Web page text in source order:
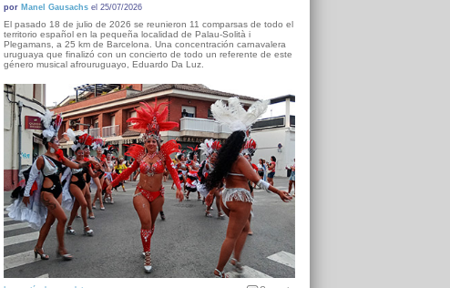
por Manel Gausachsel 25/07/2026
El pasado 18 de julio de 2026 se reunieron 11 comparsas de todo el
territorio español en la pequeña localidad de Palau-Solità i
Plegamans, a 25 km de Barcelona. Una concentración carnavalera
uruguaya que finalizó con un concierto de todo un referente de este
género musical afrouruguayo, Eduardo Da Luz.